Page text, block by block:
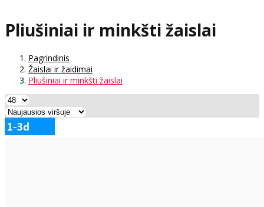
Pliušiniai ir minkšti žaislai
Pagrindinis
Žaislai ir žaidimai
Pliušiniai ir minkšti žaislai